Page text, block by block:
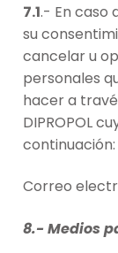
7.1.- En caso
su
cancelar u
personales
hacer a
DIPROPOL
continuación:
Correo
8.- Medios